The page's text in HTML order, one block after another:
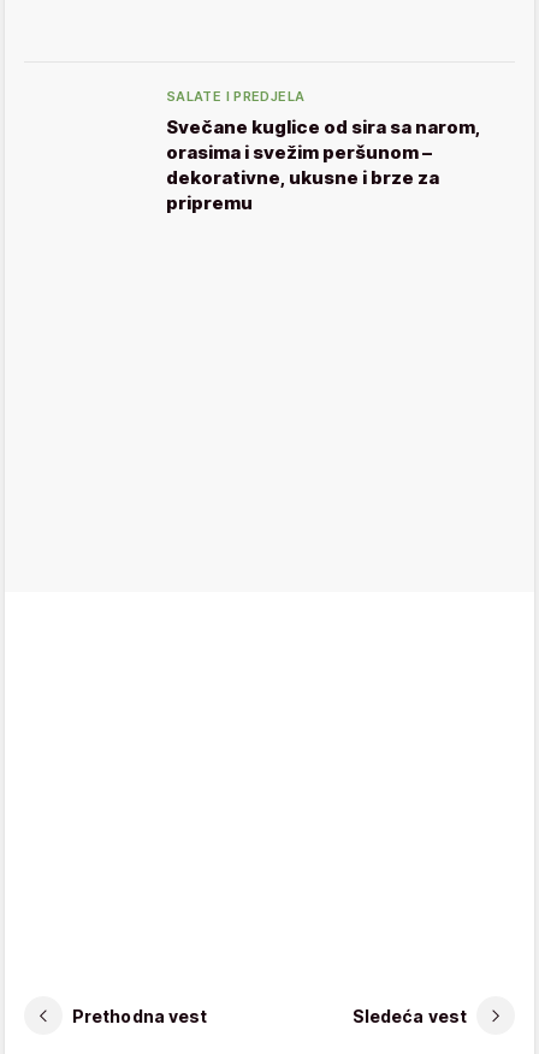
SALATE I PREDJELA
Svečane kuglice od sira sa narom,
orasima i svežim peršunom –
dekorativne, ukusne i brze za
pripremu
Prethodna vest Sledeća vest